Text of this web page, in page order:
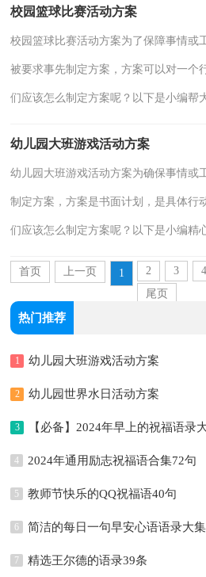
校园篮球比赛活动方案
校园篮球比赛活动方案为了保障事情或
被要求事先制定方案，方案可以对一个
们应该怎么制定方案呢？以下是小编帮
幼儿园大班游戏活动方案
幼儿园大班游戏活动方案为确保事情或
制定方案，方案是书面计划，是具体行
们应该怎么制定方案呢？以下是小编精
首页 上一页 1 2 3 4
尾页
热门推荐
1 幼儿园大班游戏活动方案
2 幼儿园世界水日活动方案
3
【必备】2024年早上的祝福语录
4 2024年通用励志祝福语合集72句
5 教师节快乐的QQ祝福语40句
6
简洁的每日一句早安心语语录大
7 精选王尔德的语录39条